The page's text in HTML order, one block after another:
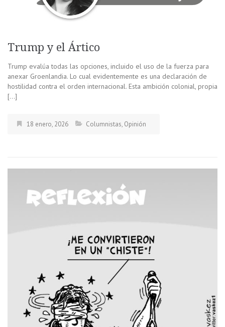
Trump y el Ártico
Trump evalúa todas las opciones, incluido el uso de la fuerza para
anexar Groenlandia. Lo cual evidentemente es una declaración de
hostilidad contra el orden internacional. Esta ambición colonial, propia
[…]
18 enero, 2026 Columnistas, Opinión